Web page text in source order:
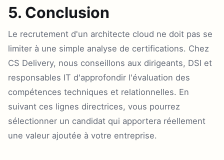
5. Conclusion
Le recrutement d'un architecte cloud ne doit pas se
limiter à une simple analyse de certifications. Chez
CS Delivery, nous conseillons aux dirigeants, DSI et
responsables IT d'approfondir l'évaluation des
compétences techniques et relationnelles. En
suivant ces lignes directrices, vous pourrez
sélectionner un candidat qui apportera réellement
une valeur ajoutée à votre entreprise.